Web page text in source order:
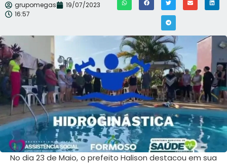
grupomegas
19/07/2023
16:57
No dia 23 de Maio, o prefeito Halison destacou em sua